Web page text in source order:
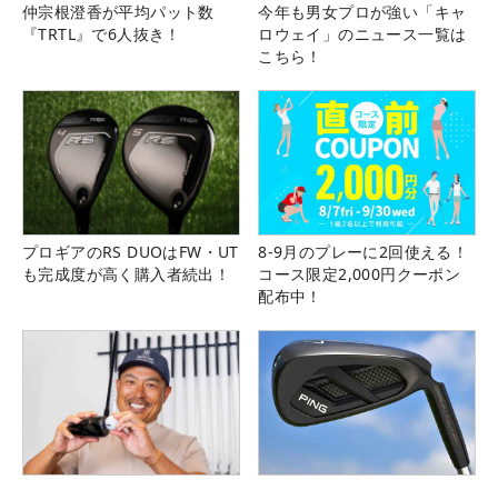
仲宗根澄香が平均パット数
『TRTL』で6人抜き！
今年も男女プロが強い「キャ
ロウェイ」のニュース一覧は
こちら！
プロギアのRS DUOはFW・UT
も完成度が高く購入者続出！
8-9月のプレーに2回使える！
コース限定2,000円クーポン
配布中！